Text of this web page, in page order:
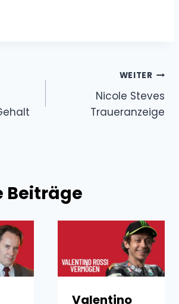
WEITER
Nicole Steves
Traueranzeige
Beiträge
Valentino